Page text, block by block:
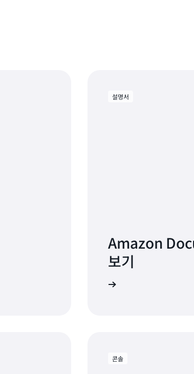
하게 이동하는 Amazon OpenSearch Ingestion을
설명서
Amazon
보기
콘솔